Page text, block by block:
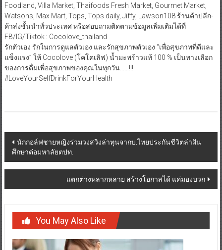
Foodland, Villa Market, Thaifoods Fresh Market, Gourmet Market,
Watsons, Max Mart, Tops, Tops daily, Jiffy, Lawson108 ร้านค้าปลีก-
ค้าส่งชั้นนำทั่วประเทศ หรือสอบถามติดตามข้อมูลเพิ่มเติมได้ที่
FB/IG/Tiktok : Cocolove_thailand
รักตัวเอง รักในการดูแลตัวเอง และรักสุขภาพตัวเอง “เพื่อสุขภาพที่ดีและ
แข็งแรง” ให้ Cocolove (โคโคเลิฟ) นํ้ามะพร้าวแท้ 100 % เป็นทางเลือก
ของการดื่มเพื่อสุขภาพของคุณในทุกวัน……!!!
#LoveYourSelfDrinkForYourHealth
Post
navigation
นักกอล์ฟชายหญิงร่วมวงสวิงล่าทุนจากบ.ไทยประกันชีวิตล่าฝัน
ศึกษาต่อมหาลัยตปท.
แตกต่างหลากหลาย สร้างโอกาสได้ แค่มองบวก
You May Also Like